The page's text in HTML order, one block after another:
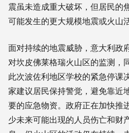
震虽未造成重大破坏，但居民的
可能发生的更大规模地震或火山
面对持续的地震威胁，意大利政
对坎皮佛莱格瑞火山区的监测，
此次波佐利地区学校的紧急停课
家建议居民保持警觉，避免靠近
要的应急物资。政府正在加快推
少未来可能出现的人员伤亡和财